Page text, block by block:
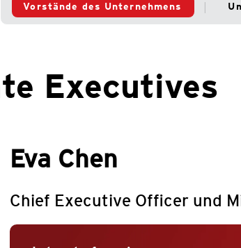
Vorstände des Unternehmens
Executives
Eva Chen
Chief Executive Officer und